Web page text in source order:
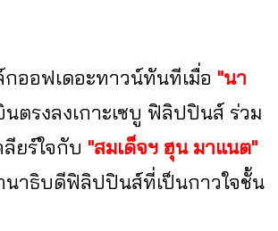
ออฟเดอะทาวน์ทันทีเมื่อ "นา
นตรงลงเกาะเซบู ฟิลิปปินส์ ร่วม
ลียร์ใจกับ "สมเด็จฯ ฮุน มาแนต"
นาธิบดีฟิลิปปินส์ที่เป็นกาวใจชั้น